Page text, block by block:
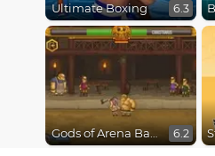
Ultimate Boxing 6.3
Gods of Arena Battles 6.2